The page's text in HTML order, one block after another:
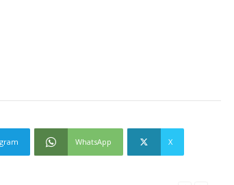
WhatsApp X